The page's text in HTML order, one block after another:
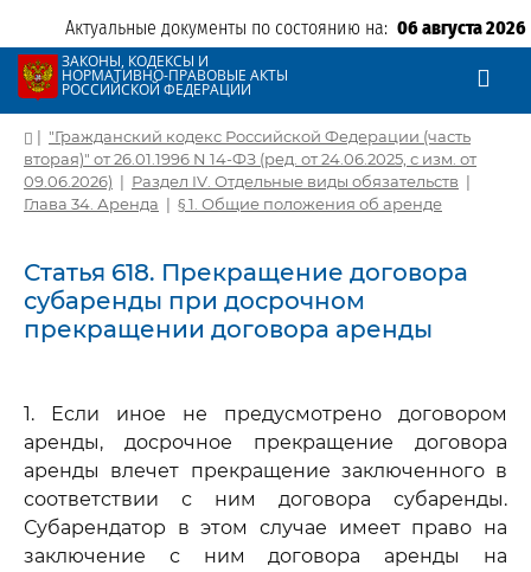
Актуальные документы по состоянию на: 06 августа 2026
ЗАКОНЫ, КОДЕКСЫ И
НОРМАТИВНО-ПРАВОВЫЕ АКТЫ
РОССИЙСКОЙ ФЕДЕРАЦИИ
| "Гражданский кодекс Российской Федерации (часть
вторая)" от 26.01.1996 N 14-ФЗ (ред. от 24.06.2025, с изм. от
09.06.2026) | Раздел IV. Отдельные виды обязательств |
Глава 34. Аренда | § 1. Общие положения об аренде
Статья 618. Прекращение договора
субаренды при досрочном
прекращении договора аренды
1. Если иное не предусмотрено договором
аренды, досрочное прекращение договора
аренды влечет прекращение заключенного в
соответствии с ним договора субаренды.
Субарендатор в этом случае имеет право на
заключение с ним договора аренды на